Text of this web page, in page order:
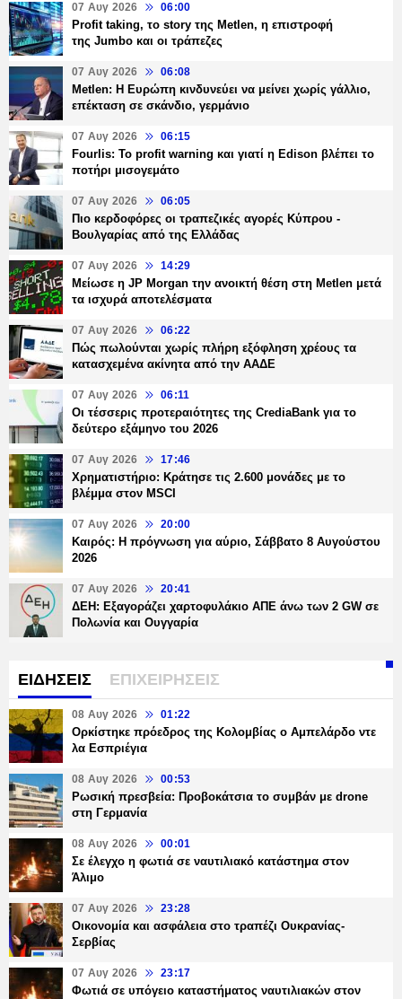
07 Αυγ 2026 06:00
Profit taking, το story της Metlen, η επιστροφή
της Jumbo και οι τράπεζες
07 Αυγ 2026 06:08
Metlen: Η Ευρώπη κινδυνεύει να μείνει χωρίς γάλλιο,
επέκταση σε σκάνδιο, γερμάνιο
07 Αυγ 2026 06:15
Fourlis: Το profit warning και γιατί η Edison βλέπει το
ποτήρι μισογεμάτο
07 Αυγ 2026 06:05
Πιο κερδοφόρες οι τραπεζικές αγορές Κύπρου -
Βουλγαρίας από της Ελλάδας
07 Αυγ 2026 14:29
Μείωσε η JP Morgan την ανοικτή θέση στη Metlen μετά
τα ισχυρά αποτελέσματα
07 Αυγ 2026 06:22
Πώς πωλούνται χωρίς πλήρη εξόφληση χρέους τα
κατασχεμένα ακίνητα από την ΑΑΔΕ
07 Αυγ 2026 06:11
Οι τέσσερις προτεραιότητες της CrediaBank για το
δεύτερο εξάμηνο του 2026
07 Αυγ 2026 17:46
Χρηματιστήριο: Κράτησε τις 2.600 μονάδες με το
βλέμμα στον MSCI
07 Αυγ 2026 20:00
Καιρός: Η πρόγνωση για αύριο, Σάββατο 8 Αυγούστου
2026
07 Αυγ 2026 20:41
ΔΕΗ: Εξαγοράζει χαρτοφυλάκιο ΑΠΕ άνω των 2 GW σε
Πολωνία και Ουγγαρία
ΕΙΔΗΣΕΙΣ ΕΠΙΧΕΙΡΗΣΕΙΣ
08 Αυγ 2026 01:22
Ορκίστηκε πρόεδρος της Κολομβίας ο Αμπελάρδο ντε
λα Εσπριέγια
08 Αυγ 2026 00:53
Ρωσική πρεσβεία: Προβοκάτσια το συμβάν με drone
στη Γερμανία
08 Αυγ 2026 00:01
Σε έλεγχο η φωτιά σε ναυτιλιακό κατάστημα στον
Άλιμο
07 Αυγ 2026 23:28
Οικονομία και ασφάλεια στο τραπέζι Ουκρανίας-
Σερβίας
07 Αυγ 2026 23:17
Φωτιά σε υπόγειο καταστήματος ναυτιλιακών στον